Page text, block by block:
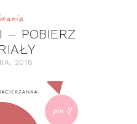
– POBIERZ
2018
pin it